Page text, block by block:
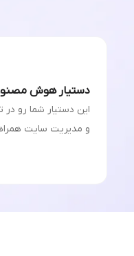
دستیار هوش
این دستیار شما رو در
و مدیریت سایت